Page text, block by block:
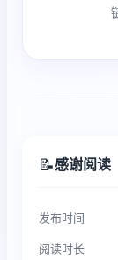
📝感谢阅读
发布时间
阅读时长